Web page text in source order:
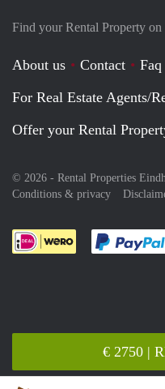
€ 2750 |
Find your Rental Property
About us Contact
Faq
For Real Estate Agents/
Offer your Rental
© 2026 - Rental Properties
Conditions & privacy